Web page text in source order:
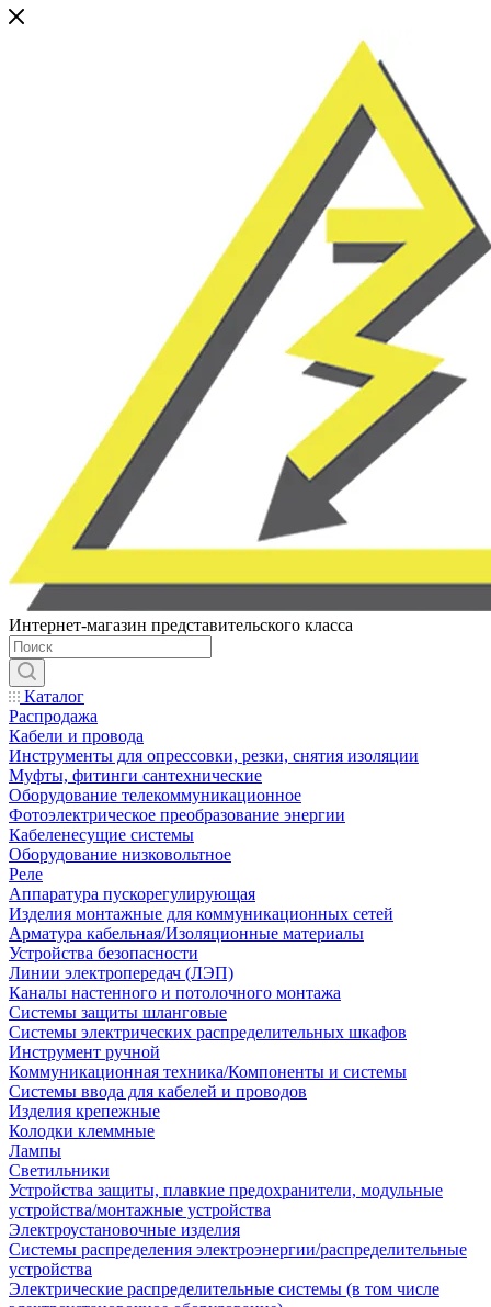
Интернет-магазин представительского класса
Каталог
Распродажа
Кабели и провода
Инструменты для опрессовки, резки, снятия изоляции
Муфты, фитинги сантехнические
Оборудование телекоммуникационное
Фотоэлектрическое преобразование энергии
Кабеленесущие системы
Оборудование низковольтное
Реле
Аппаратура пускорегулирующая
Изделия монтажные для коммуникационных сетей
Арматура кабельная/Изоляционные материалы
Устройства безопасности
Линии электропередач (ЛЭП)
Каналы настенного и потолочного монтажа
Системы защиты шланговые
Системы электрических распределительных шкафов
Инструмент ручной
Коммуникационная техника/Компоненты и системы
Системы ввода для кабелей и проводов
Изделия крепежные
Колодки клеммные
Лампы
Светильники
Устройства защиты, плавкие предохранители, модульные
устройства/монтажные устройства
Электроустановочные изделия
Системы распределения электроэнергии/распределительные
устройства
Электрические распределительные системы (в том числе